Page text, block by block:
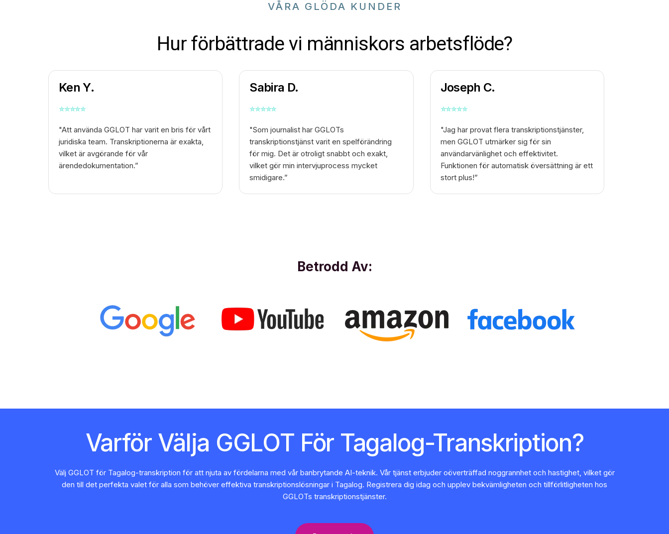
VÅRA GLÖDA KUNDER
Hur förbättrade vi människors arbetsflöde?
Ken Y.
⭐⭐⭐⭐⭐
"Att använda GGLOT har varit en bris för vårt
juridiska team. Transkriptionerna är exakta,
vilket är avgörande för vår
ärendedokumentation.”
Sabira D.
⭐⭐⭐⭐⭐
"Som journalist har GGLOTs
transkriptionstjänst varit en spelförändring
för mig. Det är otroligt snabbt och exakt,
vilket gör min intervjuprocess mycket
smidigare.”
Joseph C.
⭐⭐⭐⭐⭐
"Jag har provat flera transkriptionstjänster,
men GGLOT utmärker sig för sin
användarvänlighet och effektivitet.
Funktionen för automatisk översättning är ett
stort plus!”
Betrodd Av:
Varför Välja GGLOT För Tagalog-Transkription?
Välj GGLOT för Tagalog-transkription för att njuta av fördelarna med vår banbrytande AI-teknik. Vår tjänst erbjuder oöverträffad noggrannhet och hastighet, vilket gör
den till det perfekta valet för alla som behöver effektiva transkriptionslösningar i Tagalog. Registrera dig idag och upplev bekvämligheten och tillförlitligheten hos
GGLOTs transkriptionstjänster.